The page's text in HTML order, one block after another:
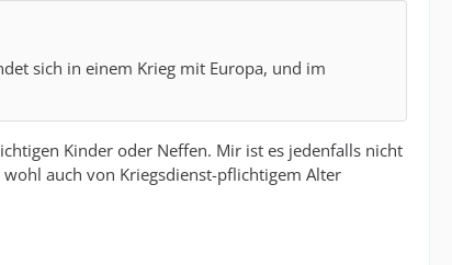
sich in einem Krieg mit Europa, und im
Kinder oder Neffen. Mir ist es jedenfalls nicht
auch von Kriegsdienst-pflichtigem Alter